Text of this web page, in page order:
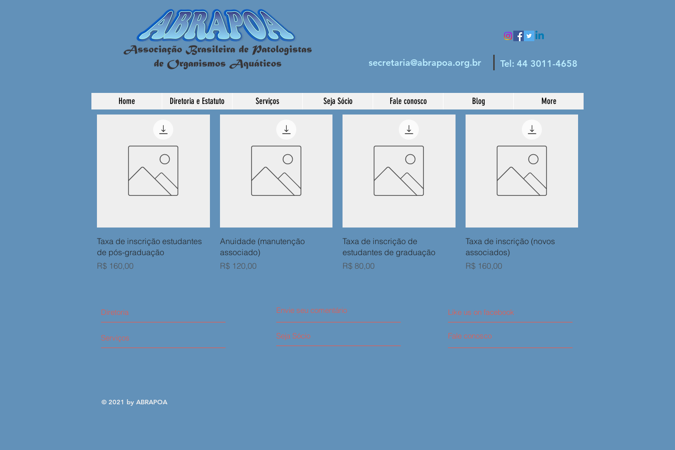
secretaria@abrapoa.org.br Tel: 44 3011-4658
Home Diretoria e Estatuto Serviços Seja Sócio Fale conosco Blog More
Visualização rápida
Taxa de inscrição estudantes
de pós-graduação
Preço
R$ 160,00
Visualização rápida
Anuidade (manutenção
associado)
Preço
R$ 120,00
Visualização rápida
Taxa de inscrição de
estudantes de graduação
Preço
R$ 80,00
Visualização rápida
Taxa de inscrição (novos
associados)
Preço
R$ 160,00
© 2021 by ABRAPOA
Serviços
Diretoria
Seja Sócio Fale conosco
Like us on facebook
Envie seu comentário